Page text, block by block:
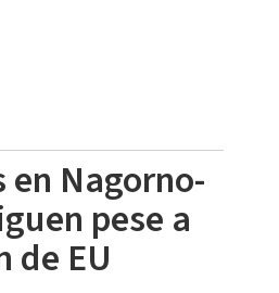
en Nagorno-
pese a
de EU